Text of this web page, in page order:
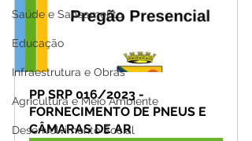
Saúde e Saneamento
Educação
Infraestrutura e Obras
Agricultura e Meio Ambiente
Desenvolvimento Social
PP SRP 016/2023 -
FORNECIMENTO DE PNEUS E
CÂMARAS DE AR